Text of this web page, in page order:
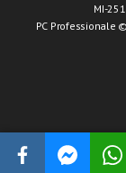
MI-
PC Professionale